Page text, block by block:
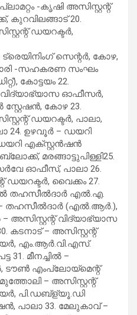
-കൃഷി അസിസ്റ്റന്റ്
20.
ഡയറക്ടര്‍,
സെന്റര്‍, കോഴ,
-സഹകരണ സംഘം
കോട്ടയം 22.
വിദ്യാഭ്യാസ ഓഫീസര്‍,
സ്റ്റേഷന്‍, കോഴ 23.
ഡയറക്ടര്‍, പാലാ,
24. ഉഴവൂര്‍ – ഡയറി
എക്സ്റ്റന്‍ഷന്‍
മരങ്ങാട്ടുപിള്ളി25.
ഓഫീസ്, പാലാ 26.
ഡയറക്ടര്‍, വൈക്കം 27.
തഹസീല്‍ദാര്‍ എല്‍.എ.
തഹസീല്‍ദാര്‍ (എല്‍.ആര്‍.),
അസിസ്റ്റന്റ് വിദ്യാഭ്യാസ
– അസിസ്റ്റന്റ്
എം.ആര്‍.വി.എസ്.
മീനച്ചില്‍ –
ടൗണ്‍ എംപ്ലോയ്‌മെന്റ്
– അസിസ്റ്റന്റ്
പി.ഡബ്ള്യൂ.ഡി
പാലാ 33. മേലുകാവ് –